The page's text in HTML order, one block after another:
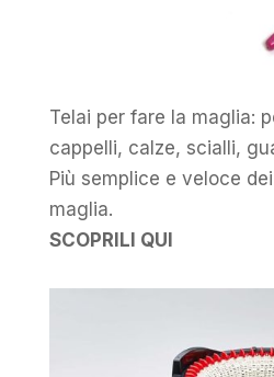
Telai per fare la maglia:
cappelli, calze, scialli,
Più semplice e veloce
maglia.
SCOPRILI QUI